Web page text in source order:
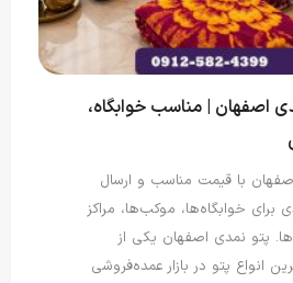
اصفهان | مناسب خوابگاه،
با قیمت مناسب و ارسال
برای خوابگاه‌ها، موکب‌ها، مراکز
پتو نمدی اصفهان یکی از
انواع پتو در بازار عمده‌فروشی